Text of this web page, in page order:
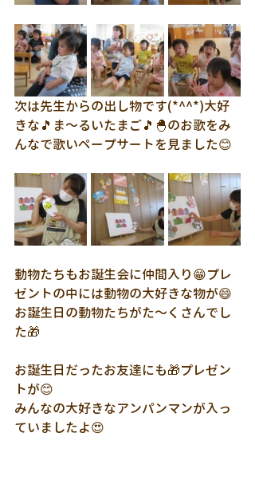
次は先生からの出し物です(*^^*)大好
きな🎵ま～るいたまご🎵🐣のお歌をみ
んなで歌いペープサートを見ました😊
動物たちもお誕生会に仲間入り😁プレ
ゼントの中には動物の大好きな物が😄
お誕生日の動物たちがた～くさんでし
た🎁
お誕生日だったお友達にも🎁プレゼン
トが😊
みんなの大好きなアンパンマンが入っ
ていましたよ😍